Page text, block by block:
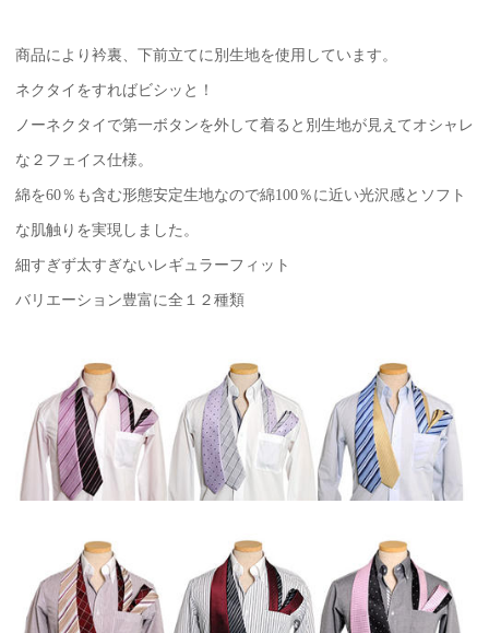
商品により衿裏、下前立てに別生地を使用しています。
ネクタイをすればビシッと！
ノーネクタイで第一ボタンを外して着ると別生地が見えてオシャレ
な２フェイス仕様。
綿を60％も含む形態安定生地なので綿100％に近い光沢感とソフト
な肌触りを実現しました。
細すぎず太すぎないレギュラーフィット
バリエーション豊富に全１２種類